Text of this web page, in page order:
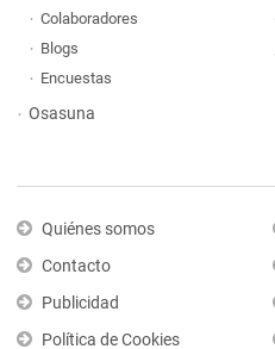
Colaboradores
Blogs
Encuestas
Osasuna
Quiénes somos
Contacto
Publicidad
Política de Cookies